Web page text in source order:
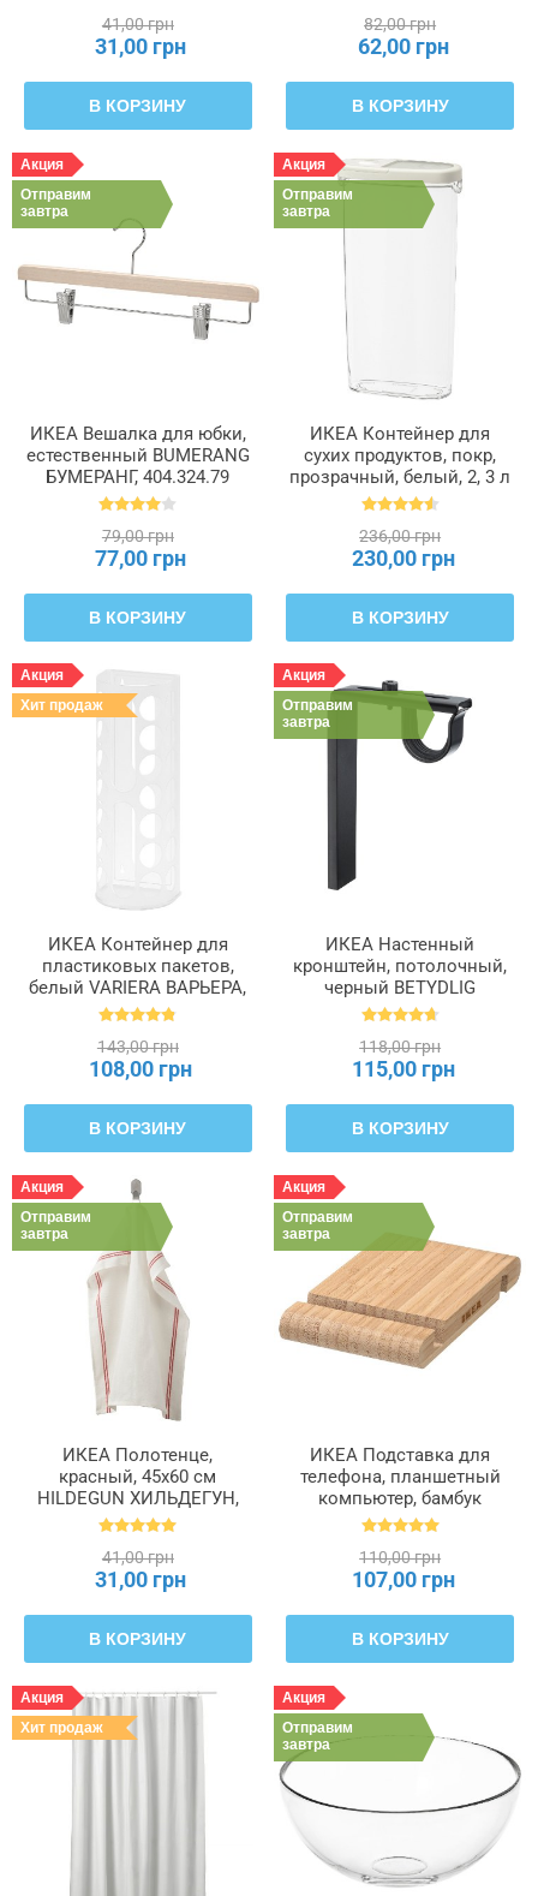
41,00 грн
31,00 грн
В КОРЗИНУ
82,00 грн
62,00 грн
В КОРЗИНУ
Акция
Отправим
завтра
ИКЕА Вешалка для юбки,
естественный BUMERANG
БУМЕРАНГ, 404.324.79
79,00 грн
77,00 грн
В КОРЗИНУ
Акция
Отправим
завтра
ИКЕА Контейнер для
сухих продуктов, покр,
прозрачный, белый, 2, 3 л
IKEA 365+, 900.667.08
236,00 грн
230,00 грн
В КОРЗИНУ
Акция
Хит продаж
ИКЕА Контейнер для
пластиковых пакетов,
белый VARIERA ВАРЬЕРА,
800.102.22
143,00 грн
108,00 грн
В КОРЗИНУ
Акция
Отправим
завтра
ИКЕА Настенный
кронштейн, потолочный,
черный BETYDLIG
БЕТИДЛИГ, 602.172.28
118,00 грн
115,00 грн
В КОРЗИНУ
Акция
Отправим
завтра
ИКЕА Полотенце,
красный, 45x60 см
HILDEGUN ХИЛЬДЕГУН,
004.840.07
41,00 грн
31,00 грн
В КОРЗИНУ
Акция
Отправим
завтра
ИКЕА Подставка для
телефона, планшетный
компьютер, бамбук
BERGENES БЕРГЕНЕС,
110,00 грн
107,00 грн
В КОРЗИНУ
Акция
Хит продаж
Акция
Отправим
завтра